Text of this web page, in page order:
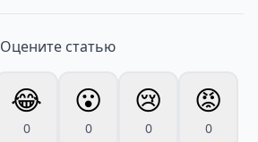
Оцените статью
😂
0
😮
0
😢
0
😡
0